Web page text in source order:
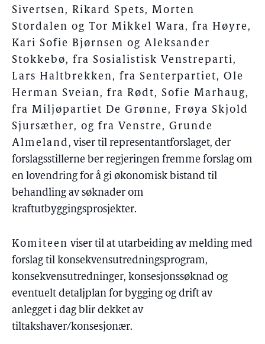
Sivertsen, Rikard Spets, Morten
Stordalen og Tor Mikkel Wara, fra Høyre,
Kari Sofie Bjørnsen og Aleksander
Stokkebø, fra Sosialistisk Venstreparti,
Lars Haltbrekken, fra Senterpartiet, Ole
Herman Sveian, fra Rødt, Sofie Marhaug,
fra Miljøpartiet De Grønne, Frøya Skjold
Sjursæther, og fra Venstre, Grunde
Almeland, viser til representantforslaget, der
forslagsstillerne ber regjeringen fremme forslag om
en lovendring for å gi økonomisk bistand til
behandling av søknader om
kraftutbyggingsprosjekter.
Komiteen viser til at utarbeiding av melding med
forslag til konsekvensutredningsprogram,
konsekvensutredninger, konsesjonssøknad og
eventuelt detaljplan for bygging og drift av
anlegget i dag blir dekket av
tiltakshaver/konsesjonær.